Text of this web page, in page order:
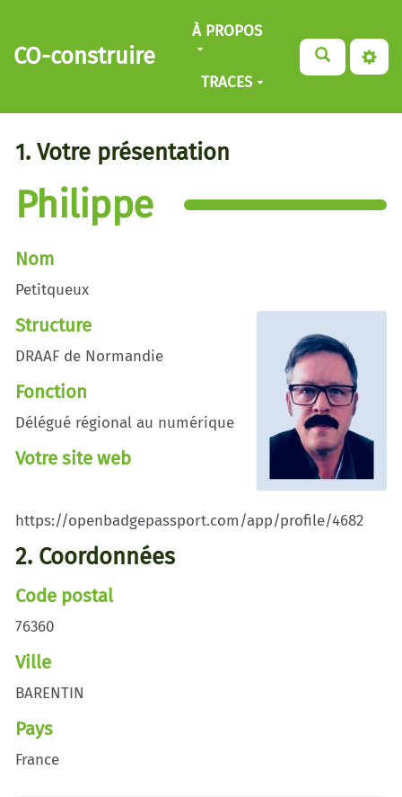
Aller au contenu principal
CO-construire
À PROPOS
TRACES
1. Votre présentation
Philippe
Nom
Petitqueux
Structure
DRAAF de Normandie
Fonction
Délégué régional au numérique
Votre site web
https://openbadgepassport.com/app/profile/4682
2. Coordonnées
Code postal
76360
Ville
BARENTIN
Pays
France